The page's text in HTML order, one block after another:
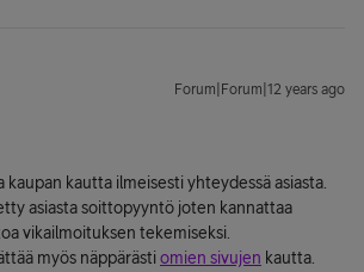
Forum|Forum|12 years ago
kautta ilmeisesti yhteydessä asiasta.
asiasta soittopyyntö joten kannattaa
vikailmoituksen tekemiseksi.
myös näppärästiomien sivujen kautta.